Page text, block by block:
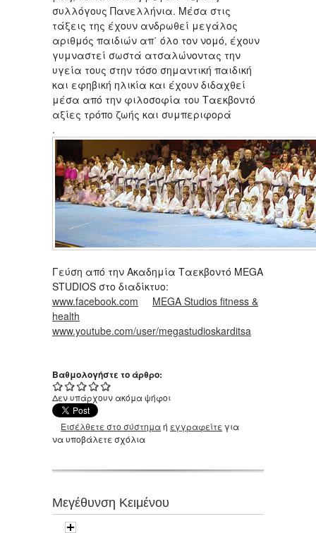
συλλόγους Πανελλήνια. Μέσα στις
τάξεις της έχουν ανδρωθεί μεγάλος
αριθμός παιδιών απ΄ όλο τον νομό, έχουν
γυμναστεί σωστά ατσαλώνοντας την
υγεία τους στην τόσο σημαντική παιδική
και εφηβική ηλικία και έχουν διδαχθεί
μέσα από την φιλοσοφία του Ταεκβοντό
αξίες τρόπο ζωής και συμπεριφορά
.
Γεύση από την Ακαδημία Ταεκβοντό MEGA
STUDIOS στο διαδίκτυο:
www.facebook.com
MEGA Studios fitness &
health
www.youtube.com/user/megastudioskarditsa
Βαθμολογήστε το άρθρο:
Δεν υπάρχουν ακόμα ψήφοι
Εισέλθετε στο σύστημαή εγγραφείτε για
να υποβάλετε σχόλια
Μεγέθυνση Κειμένου